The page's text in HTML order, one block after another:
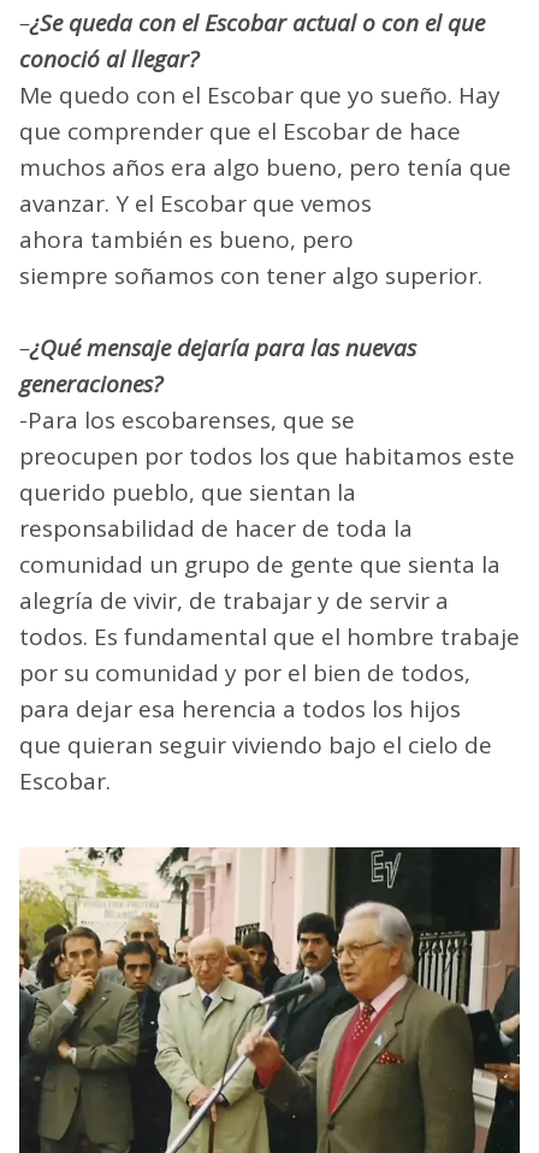
–¿Se queda con el Escobar actual o con el que
conoció al llegar?
Me quedo con el Escobar que yo sueño. Hay
que comprender que el Escobar de hace
muchos años era algo bueno, pero tenía que
avanzar. Y el Escobar que vemos
ahora también es bueno, pero
siempre soñamos con tener algo superior.
–¿Qué mensaje dejaría para las nuevas
generaciones?
-Para los escobarenses, que se
preocupen por todos los que habitamos este
querido pueblo, que sientan la
responsabilidad de hacer de toda la
comunidad un grupo de gente que sienta la
alegría de vivir, de trabajar y de servir a
todos. Es fundamental que el hombre trabaje
por su comunidad y por el bien de todos,
para dejar esa herencia a todos los hijos
que quieran seguir viviendo bajo el cielo de
Escobar.